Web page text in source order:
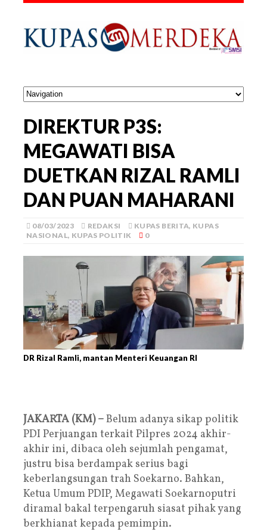
DIREKTUR P3S:
MEGAWATI BISA
DUETKAN RIZAL RAMLI
DAN PUAN MAHARANI
08/03/2023 REDAKSI KUPAS BERITA, KUPAS
NASIONAL, KUPAS POLITIK 0
DR Rizal Ramli, mantan Menteri Keuangan RI
JAKARTA (KM) –Belum adanya sikap politik
PDI Perjuangan terkait Pilpres 2024 akhir-
akhir ini, dibaca oleh sejumlah pengamat,
justru bisa berdampak serius bagi
keberlangsungan trah Soekarno. Bahkan,
Ketua Umum PDIP, Megawati Soekarnoputri
diramal bakal terpengaruh siasat pihak yang
berkhianat kepada pemimpin.